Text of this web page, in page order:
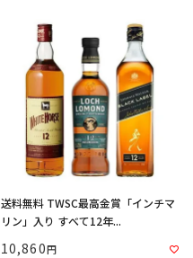
送料無料 TWSC最高金賞「インチマ
リン」入り すべて12年...
10,860